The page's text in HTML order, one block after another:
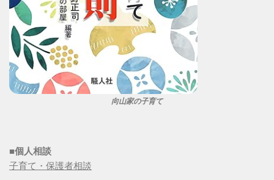
向山家の子育て
■個人相談
子育て・保護者相談